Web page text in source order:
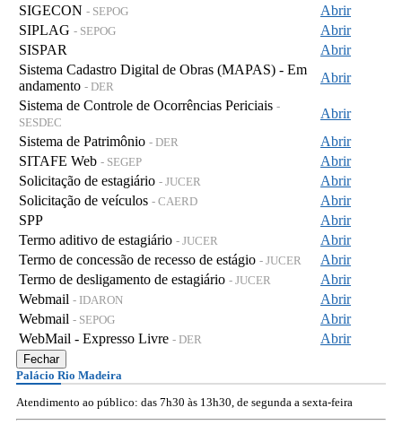
SIGECON - SEPOG
Abrir
SIPLAG - SEPOG
Abrir
SISPAR
Abrir
Sistema Cadastro Digital de Obras (MAPAS) - Em
andamento - DER
Abrir
Sistema de Controle de Ocorrências Periciais -
SESDEC
Abrir
Sistema de Patrimônio - DER
Abrir
SITAFE Web - SEGEP
Abrir
Solicitação de estagiário - JUCER
Abrir
Solicitação de veículos - CAERD
Abrir
SPP
Abrir
Termo aditivo de estagiário - JUCER
Abrir
Termo de concessão de recesso de estágio - JUCER
Abrir
Termo de desligamento de estagiário - JUCER
Abrir
Webmail - IDARON
Abrir
Webmail - SEPOG
Abrir
WebMail - Expresso Livre - DER Abrir
Fechar
Palácio Rio Madeira
Atendimento ao público: das 7h30 às 13h30, de segunda a sexta-feira